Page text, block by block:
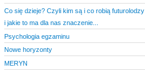
Co się dzieje? Czyli kim są i co robią futurolodzy
i jakie to ma dla nas znaczenie...
Psychologia egzaminu
Nowe horyzonty
MERYN